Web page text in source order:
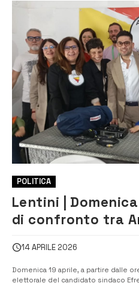
POLITICA
Lentini |
di confronto tra
14 APRILE 2026
Domenica 19 aprile, a partire dalle
elettorale del candidato sindaco